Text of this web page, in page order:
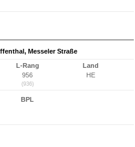
Messeler Straße
L-Rang
956
(936)
Land
HE
BPL